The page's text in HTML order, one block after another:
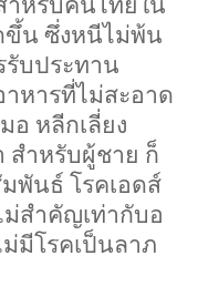
ขึ้น ซึ่งหนีไม่พ้น
รับประทาน
หารที่ไม่สะอาด
อ หลีกเลี่ยง
สำหรับผู้ชาย ก็
พันธ์ โรคเอดส์
สำคัญเท่ากับอ
มีโรคเป็นลาภ